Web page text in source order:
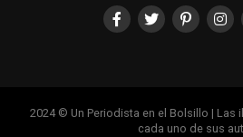
2024 © Un Periodista en el Bolsillo | Las
cada uno de sus